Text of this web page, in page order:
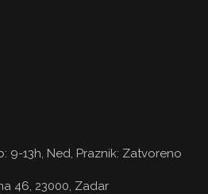
9-13h, Ned, Praznik: Zatvoreno
46, 23000, Zadar